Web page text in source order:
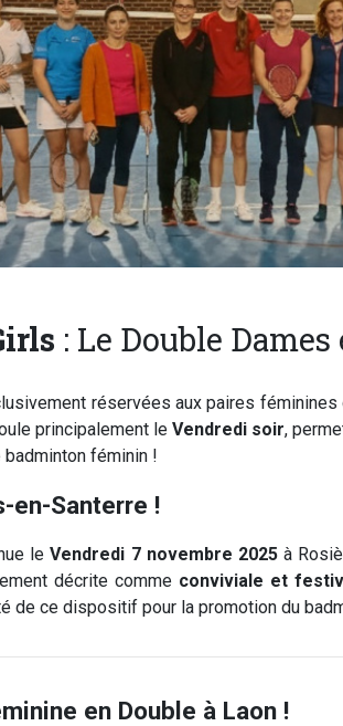
: Le Double
réservées aux paires féminines
principalement le Vendredi soir,
féminin !
en-Santerre !
leVendredi 7 novembre 2025à
décrite comme conviviale et
de ce dispositif pour la promotion du
en Double à Laon !